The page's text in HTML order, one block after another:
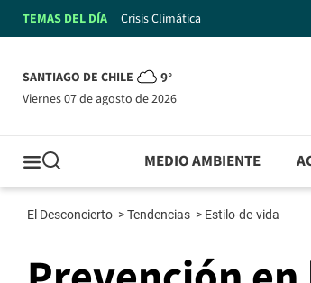
TEMAS DEL DÍA Crisis Climática
SANTIAGO DE CHILE 9°
viernes 07 de agosto de 2026
MEDIO AMBIENTE
El Desconcierto >Tendencias > Estilo-de-vida